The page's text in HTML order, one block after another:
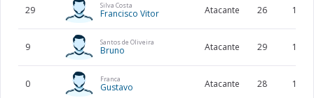
29 Silva Costa
Francisco Vitor Atacante 26 178
9 Santos de Oliveira
Bruno Atacante 29 185
0 Franca
Gustavo Atacante 28 176